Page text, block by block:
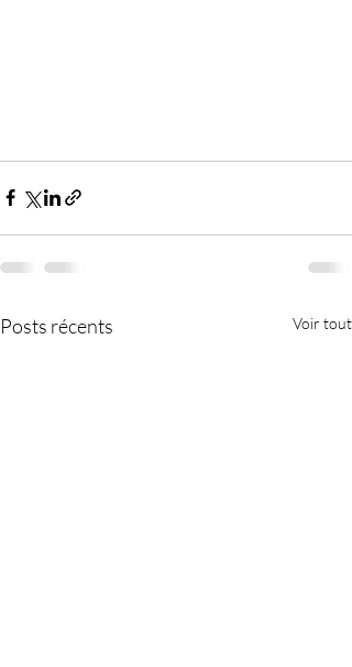
Posts récents Voir tout